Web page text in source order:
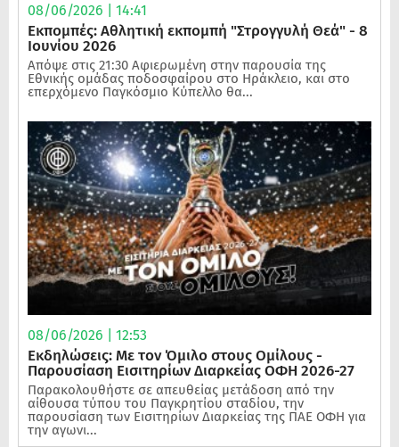
08/06/2026 | 14:41
Εκπομπές: Αθλητική εκπομπή "Στρογγυλή Θεά" - 8
Ιουνίου 2026
Απόψε στις 21:30 Αφιερωμένη στην παρουσία της
Εθνικής ομάδας ποδοσφαίρου στο Ηράκλειο, και στο
επερχόμενο Παγκόσμιο Κύπελλο θα...
08/06/2026 | 12:53
Εκδηλώσεις: Με τον Όμιλο στους Ομίλους -
Παρουσίαση Εισιτηρίων Διαρκείας ΟΦΗ 2026-27
Παρακολουθήστε σε απευθείας μετάδοση από την
αίθουσα τύπου του Παγκρητίου σταδίου, την
παρουσίαση των Εισιτηρίων Διαρκείας της ΠΑΕ ΟΦΗ για
την αγωνι...